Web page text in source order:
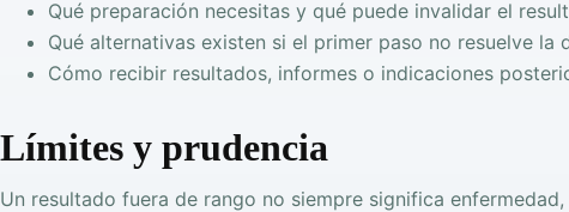
Qué preparación necesitas y qué puede invalidar el
Qué alternativas existen si el primer paso no resuelve la
Cómo recibir resultados, informes o indicaciones
Límites y prudencia
Un resultado fuera de rango no siempre significa